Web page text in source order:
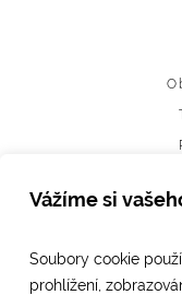
Vážíme si
Soubory cookie
prohlížení,